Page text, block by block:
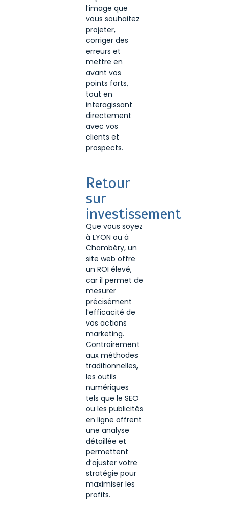
l’image que
vous souhaitez
projeter,
corriger des
erreurs et
mettre en
avant vos
points forts,
tout en
interagissant
directement
avec vos
clients et
prospects.
Retour
sur
investissement
Que vous soyez
à LYON ou à
Chambéry, un
site web offre
un ROI élevé,
car il permet de
mesurer
précisément
l’efficacité de
vos actions
marketing.
Contrairement
aux méthodes
traditionnelles,
les outils
numériques
tels que le SEO
ou les publicités
en ligne offrent
une analyse
détaillée et
permettent
d’ajuster votre
stratégie pour
maximiser les
profits.